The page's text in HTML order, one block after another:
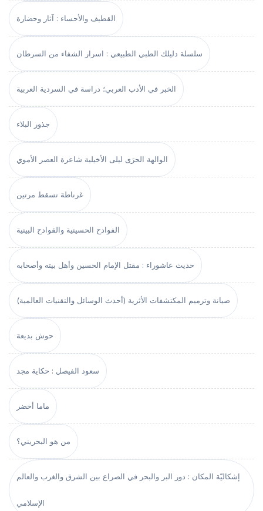
القطيف والأحساء : آثار وحضارة
سلسلة دليلك الطبي الطبيعي : اسرار الشفاء من السرطان
الخبر في الأدب العربي؛ دراسة في السردية العربية
جذور البلاء
الوالهة الحرَى ليلى الأخيلية شاعرة العصر الأموي
غرناطة تسقط مرتين
الفوادح الحسينية والقوادح البينية
حديث عاشوراء : مقتل الإمام الحسين وأهل بيته وأصحابه
صيانة وترميم المكتشفات الأثرية (أحدث الوسائل والتقنيات العالمية)
حوش بديعة
سعود الفيصل : حكاية مجد
ماما أخضر
من هو البحريني؟
إشكاليّة المكان : دور البر والبحر في الصراع بين الشرق والغرب والعالم
الإسلامي